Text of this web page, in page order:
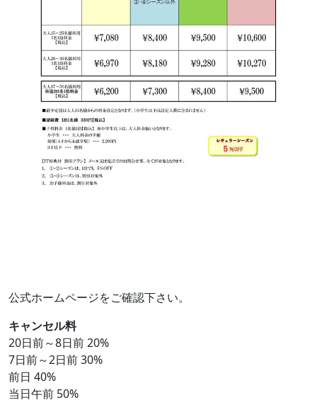
公式ホームページをご確認下さい。
キャンセル料
20日前～8日前 20%
7日前～2日前 30%
前日 40%
当日午前 50%